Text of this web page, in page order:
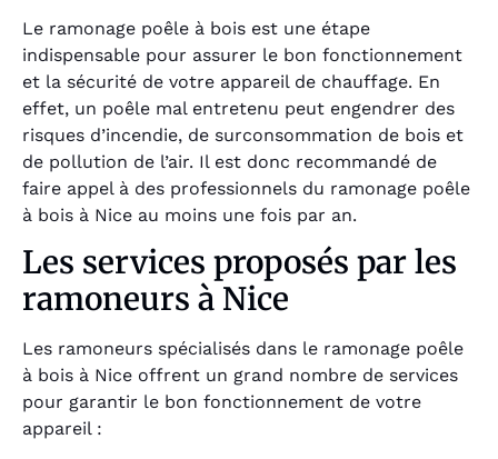
Le ramonage poêle à bois est une étape
indispensable pour assurer le bon fonctionnement
et la sécurité de votre appareil de chauffage. En
effet, un poêle mal entretenu peut engendrer des
risques d’incendie, de surconsommation de bois et
de pollution de l’air. Il est donc recommandé de
faire appel à des professionnels du ramonage poêle
à bois à Nice au moins une fois par an.
Les services proposés par les
ramoneurs à Nice
Les ramoneurs spécialisés dans le ramonage poêle
à bois à Nice offrent un grand nombre de services
pour garantir le bon fonctionnement de votre
appareil :